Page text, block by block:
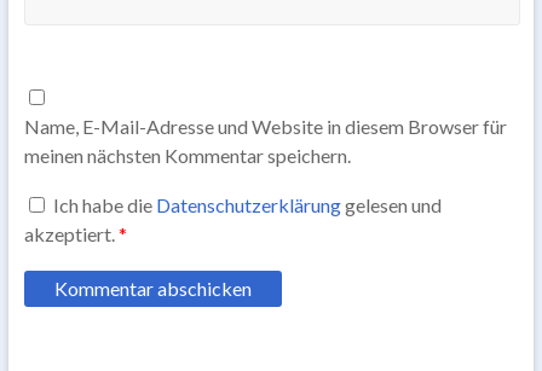
Name, E-Mail-Adresse und Website in diesem Browser für
meinen nächsten Kommentar speichern.
Ich habe die Datenschutzerklärunggelesen und
akzeptiert.*